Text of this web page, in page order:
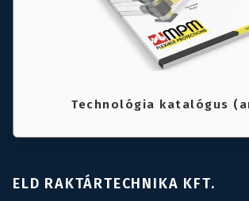
Technológia katalógus
ELD RAKTÁRTECHNIKA KFT.